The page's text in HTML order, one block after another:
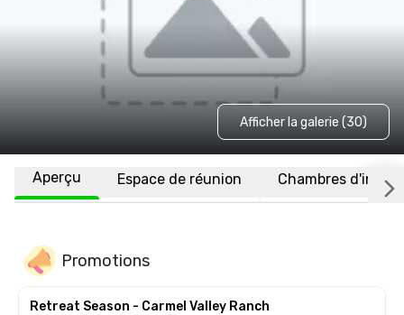
Afficher la galerie (30)
Aperçu Espace de réunion Chambres
Promotions
Retreat Season - Carmel Valley Ranch